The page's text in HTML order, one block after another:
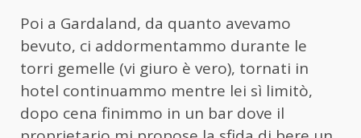
Poi a Gardaland, da quanto avevamo
bevuto, ci addormentammo durante le
torri gemelle (vi giuro è vero), tornati in
hotel continuammo mentre lei sì limitò,
dopo cena finimmo in un bar dove il